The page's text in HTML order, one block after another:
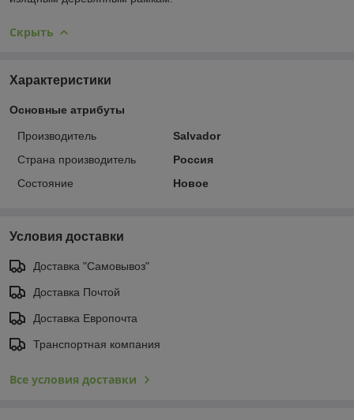
Скрыть
Характеристики
Основные атрибуты
Производитель
Salvador
Страна производитель
Россия
Состояние
Новое
Условия доставки
Доставка "Самовывоз"
Доставка Почтой
Доставка Европочта
Транспортная компания
Все условия доставки